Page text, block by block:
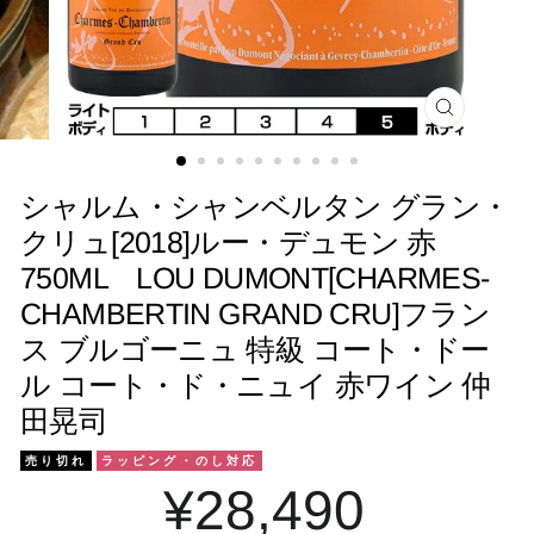
閉
じ
シャルム・シャンベルタン グラン・
クリュ[2018]ルー・デュモン 赤
750ML LOU DUMONT[CHARMES-
CHAMBERTIN GRAND CRU]フラン
ス ブルゴーニュ 特級 コート・ドー
ル コート・ド・ニュイ 赤ワイン 仲
田晃司
売り切れ ラッピング・のし対応
¥28,490